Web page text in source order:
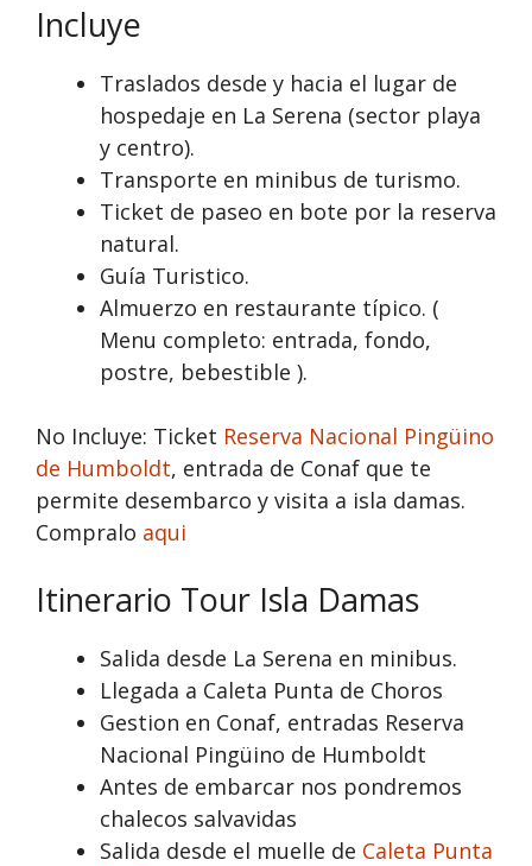
Incluye
Traslados desde y hacia el lugar de
hospedaje en La Serena (sector playa
y centro).
Transporte en minibus de turismo.
Ticket de paseo en bote por la reserva
natural.
Guía Turistico.
Almuerzo en restaurante típico. (
Menu completo: entrada, fondo,
postre, bebestible ).
No Incluye: Ticket Reserva Nacional Pingüino
de Humboldt, entrada de Conaf que te
permite desembarco y visita a isla damas.
Compralo aqui
Itinerario Tour Isla Damas
Salida desde La Serena en minibus.
Llegada a Caleta Punta de Choros
Gestion en Conaf, entradas Reserva
Nacional Pingüino de Humboldt
Antes de embarcar nos pondremos
chalecos salvavidas
Salida desde el muelle de Caleta Punta